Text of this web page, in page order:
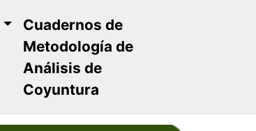
Cuadernos de
Metodología de
Análisis de
Coyuntura